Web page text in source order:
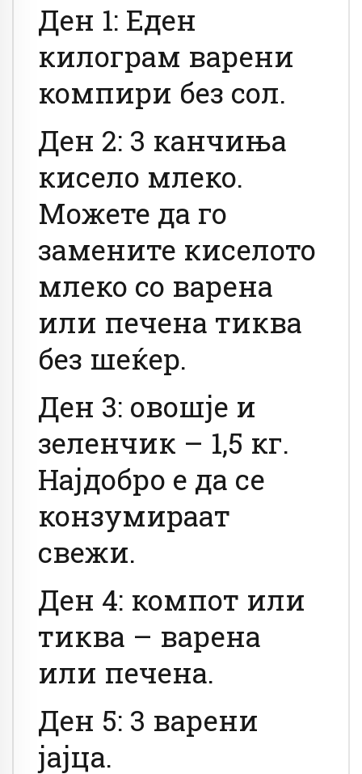
Ден 1: Еден
килограм варени
компири без сол.
Ден 2: 3 канчиња
кисело млеко.
Можете да го
замените киселото
млеко со варена
или печена тиква
без шеќер.
Ден 3: овошје и
зеленчик – 1,5 кг.
Најдобро е да се
конзумираат
свежи.
Ден 4: компот или
тиква – варена
или печена.
Ден 5: 3 варени
јајца.